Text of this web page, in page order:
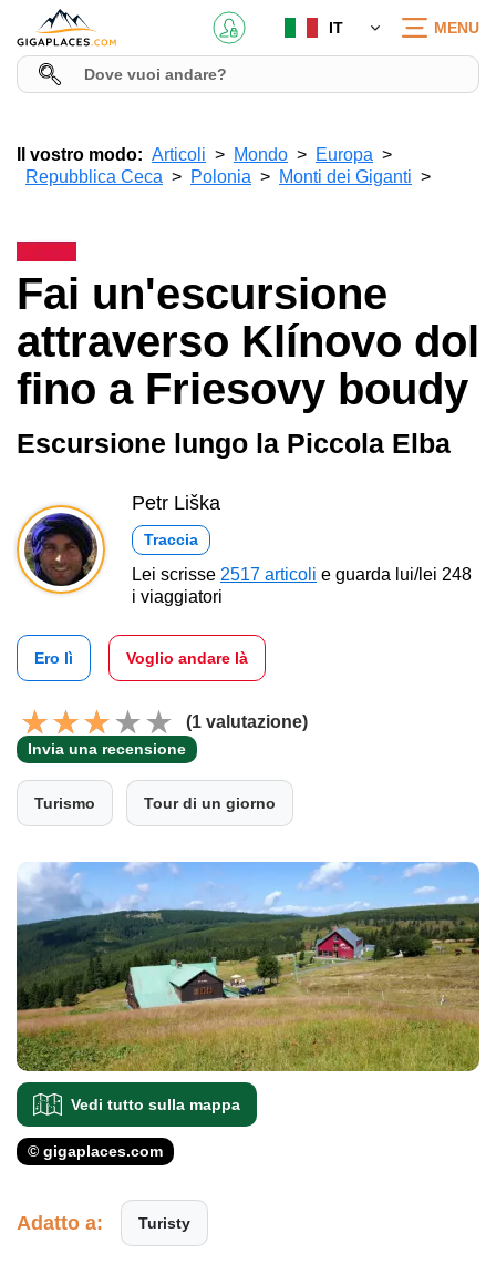
IT MENU
Il vostro modo: Articoli Mondo
Europa
Repubblica Ceca
Polonia Monti dei Giganti
Fai un'escursione
attraverso Klínovo dol
fino a Friesovy boudy
Escursione lungo la Piccola Elba
Petr Liška
Traccia
Lei scrisse 2517 articoli e guarda lui/lei 248
i viaggiatori
Ero lì Voglio andare là
(1 valutazione)
Invia una recensione
Turismo Tour di un giorno
Vedi tutto sulla mappa
© gigaplaces.com
Adatto a: Turisty